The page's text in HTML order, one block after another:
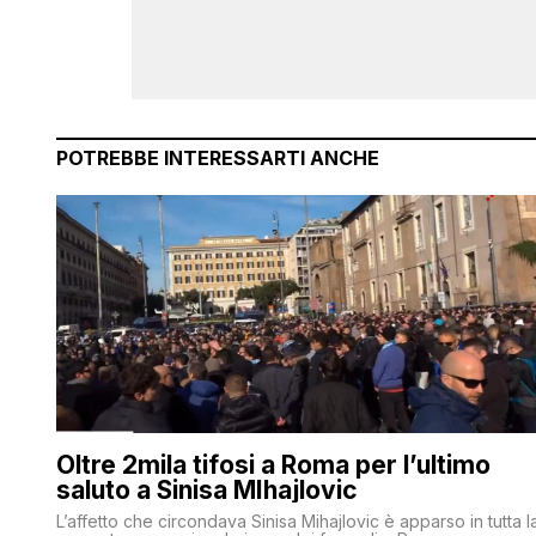
POTREBBE INTERESSARTI ANCHE
Oltre 2mila tifosi a Roma per l’ultimo
saluto a Sinisa MIhajlovic
L’affetto che circondava Sinisa Mihajlovic è apparso in tutta